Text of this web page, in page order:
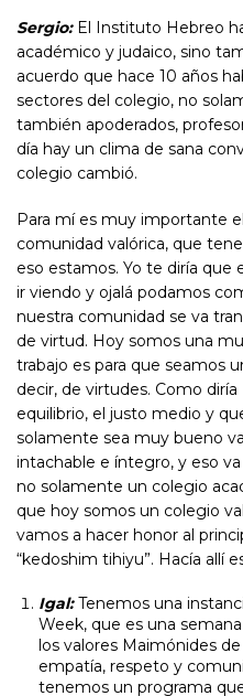
Sergio:El Instituto Hebreo
académico y judaico, sino
acuerdo que hace 10 años
sectores del colegio, no
también apoderados,
día hay un clima de sana
colegio cambió.
Para mí es muy importante
comunidad valórica, que
eso estamos. Yo te diría que
ir viendo y ojalá podamos
nuestra comunidad se va
de virtud. Hoy somos una
trabajo es para que seamos
decir, de virtudes. Como
equilibrio, el justo medio y
solamente sea muy bueno
intachable e íntegro, y eso
no solamente un colegio
que hoy somos un colegio
vamos a hacer honor al
“kedoshim tihiyu”. Hacía allí
Igal:Tenemos una
Week, que es una
los valores Maimónides
empatía, respeto y
tenemos un programa